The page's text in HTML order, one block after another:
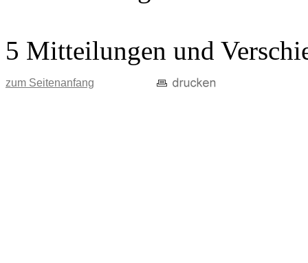
5 Mitteilungen und
zum Seitenanfang